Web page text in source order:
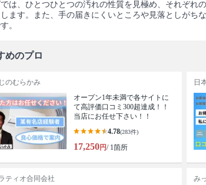
は、ひとつひとつの汚れの性質を見極め、それぞれ
ます。また、手の届きにくいところや見落としがち
。
めのプロ
のむらかみ
オープン1年未満で各サイトに
て高評価口コミ300超達成！！
当店にお任せ下さい！！
4.78(283件)
17,250円/ 1箇所
日
ティオ合同会社
み